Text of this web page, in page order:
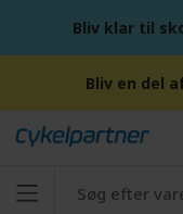
Bliv klar til
Bliv en del